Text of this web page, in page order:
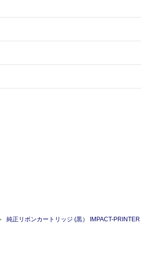
純正リボンカートリッジ (黒） IMPACT-PRINTER（EPSON） 黒